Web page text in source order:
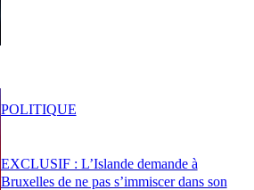
EXCLUSIF : L’Islande demande à
Bruxelles de ne pas s’immiscer dans son
POLITIQUE